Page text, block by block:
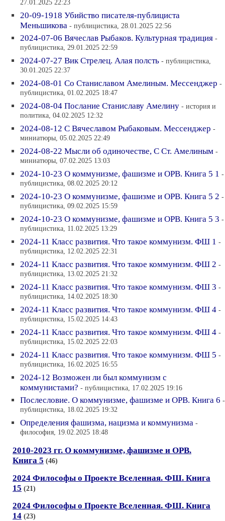
27.01.2025 22:23
20-09-1918 Убийство писателя-публициста
Меньшикова - публицистика, 28.01.2025 22:56
2024-07-06 Вячеслав Рыбаков. Культурная традиция -
публицистика, 29.01.2025 22:59
2024-07-27 Вик Стрелец. Алая полсть - публицистика,
30.01.2025 22:37
2024-08-01 Со Станиславом Амелиным. Мессенджер -
публицистика, 01.02.2025 18:47
2024-08-04 Послание Станиславу Амелину - история и
политика, 04.02.2025 12:32
2024-08-12 С Вячеславом Рыбаковым. Мессенджер -
миниатюры, 05.02.2025 22:49
2024-08-22 Мысли об одиночестве, С Ст. Амелиным -
миниатюры, 07.02.2025 13:03
2024-10-23 О коммунизме, фашизме и ОРВ. Книга 5 1 -
публицистика, 08.02.2025 20:12
2024-10-23 О коммунизме, фашизме и ОРВ. Книга 5 2 -
публицистика, 09.02.2025 15:59
2024-10-23 О коммунизме, фашизме и ОРВ. Книга 5 3 -
публицистика, 11.02.2025 13:29
2024-11 Класс развития. Что такое коммунизм. ФШ 1 -
публицистика, 12.02.2025 22:31
2024-11 Класс развития. Что такое коммунизм. ФШ 2 -
публицистика, 13.02.2025 21:32
2024-11 Класс развития. Что такое коммунизм. ФШ 3 -
публицистика, 14.02.2025 18:30
2024-11 Класс развития. Что такое коммунизм. ФШ 4 -
публицистика, 15.02.2025 14:43
2024-11 Класс развития. Что такое коммунизм. ФШ 4 -
публицистика, 15.02.2025 22:03
2024-11 Класс развития. Что такое коммунизм. ФШ 5 -
публицистика, 16.02.2025 16:55
2024-12 Возможен ли был коммунизм с
коммунистами? - публицистика, 17.02.2025 19:16
Послесловие. О коммунизме, фашизме и ОРВ. Книга 6 -
публицистика, 18.02.2025 19:32
Определения фашизма, нацизма и коммунизма -
философия, 19.02.2025 18:48
2010-2023 гг. О коммунизме, фашизме и ОРВ.
Книга 5 (46)
2024 Философы о Проекте Вселенная. ФШ. Книга
15 (21)
2024 Философы о Проекте Вселенная. ФШ. Книга
14 (23)